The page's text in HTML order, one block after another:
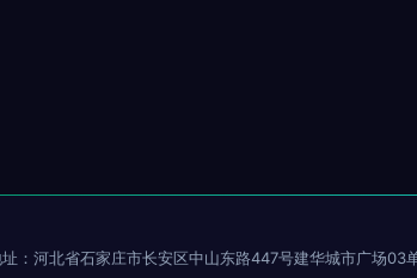
：河北省石家庄市长安区中山东路447号建华城市广场03